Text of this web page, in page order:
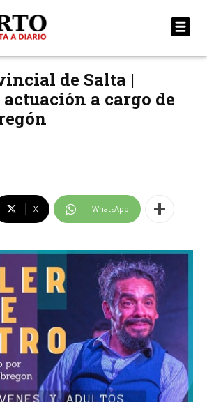
de Salta |
a cargo de
X WhatsApp